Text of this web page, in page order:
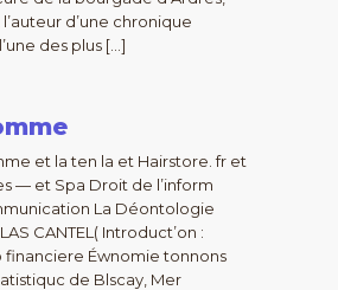
d’une chronique
des plus […]
et la ten la et Hairstore. fr et
— et Spa Droit de l’inform
La Déontologie
CANTEL( Introduct’on :
financiere Éwnomie tonnons
de Blscay, Mer